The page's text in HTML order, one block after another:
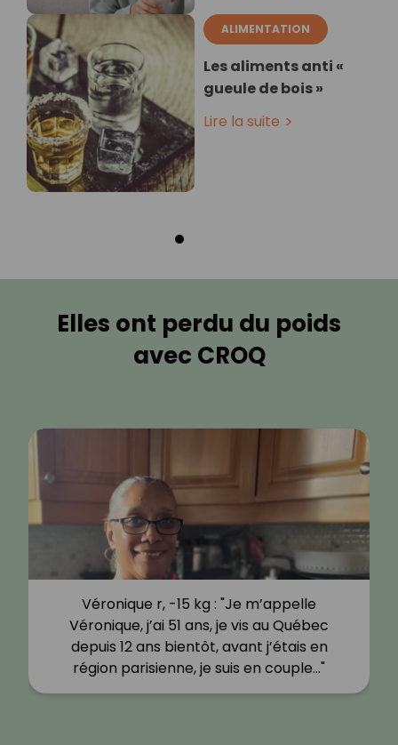
ALIMENTATION
Les aliments anti «
gueule de bois »
Lire la suite
Elles ont perdu du poids
avec CROQ
Véronique r, -15 kg : "Je m’appelle
Véronique, j’ai 51 ans, je vis au Québec
depuis 12 ans bientôt, avant j’étais en
région parisienne, je suis en couple…"